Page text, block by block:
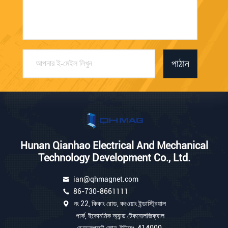
পাঠান
Hunan Qianhao Electrical And Mechanical
Technology Development Co., Ltd.
ian@qhmagnet.com
86-730-8661111
নং 22, কিকাং রোড, কংওয়াং ইন্ডাস্ট্রিয়াল
পার্ক, ইকোনমিক অ্যান্ড টেকনোলজিক্যাল